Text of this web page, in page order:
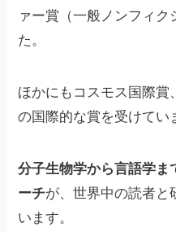
ァー賞（一般ノンフィ
た。
ほかにもコスモス国際賞
の国際的な賞を受けてい
分子生物学から言語学ま
ーチが、世界中の読者と
います。